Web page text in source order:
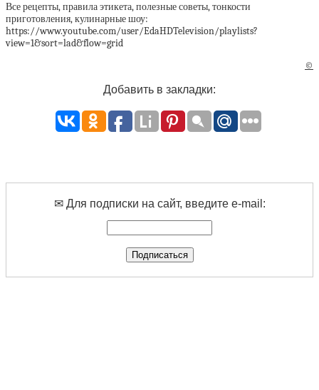
Все рецепты, правила этикета, полезные советы, тонкости
приготовления, кулинарные шоу:
https://www.youtube.com/user/EdaHDTelevision/playlists?
view=1&sort=lad&flow=grid
©
Добавить в закладки:
✉ Для подписки на сайт, введите e-mail: